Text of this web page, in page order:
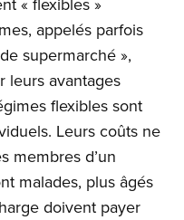
appelés parfois
supermarché »,
leurs avantages
flexibles sont
Leurs coûts ne
membres d’un
malades, plus âgés
doivent payer